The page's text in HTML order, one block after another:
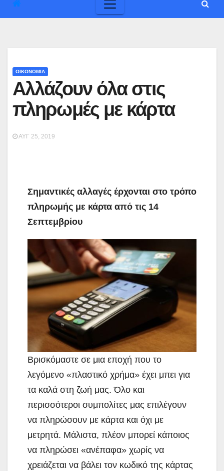
ΟΙΚΟΝΟΜΙΑ
Αλλάζουν όλα στις
πληρωμές με κάρτα
ΑΥΓ 25, 2019
Σημαντικές αλλαγές έρχονται στο τρόπο
πληρωμής με κάρτα από τις 14
Σεπτεμβρίου
Βρισκόμαστε σε μια εποχή που το
λεγόμενο «πλαστικό χρήμα» έχει μπει για
τα καλά στη ζωή μας. Όλο και
περισσότεροι συμπολίτες μας επιλέγουν
να πληρώσουν με κάρτα και όχι με
μετρητά. Μάλιστα, πλέον μπορεί κάποιος
να πληρώσει «ανέπαφα» χωρίς να
χρειάζεται να βάλει τον κωδικό της κάρτας